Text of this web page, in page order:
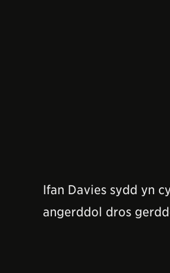
Ifan Davies sydd yn
angerddol dros